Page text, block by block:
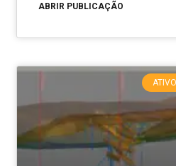
ABRIR PUBLICAÇÃO